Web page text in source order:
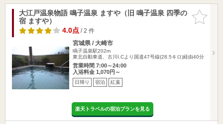
お気に入
りに追加
大江戸温泉物語 鳴子温泉 ますや（旧 鳴子温泉 四季の
宿 ますや）
4.0点/ 2 件
宮城県 / 大崎市
鳴子温泉駅202m
東北自動車道、古川I.Cより国道47号線(28.5キロ)経由40分
営業時間 7:00～24:00
入浴料金 1,070円～
日帰り 宿泊 紅葉
楽天トラベルの宿泊プランを見る